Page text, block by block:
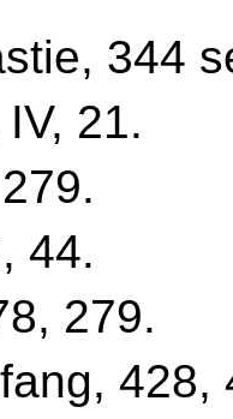
344
21.
44.
279.
428,